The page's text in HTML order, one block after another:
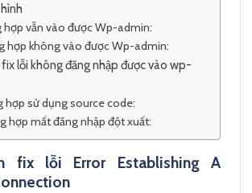
hợp vẫn vào được Wp-admin:
hợp không vào được Wp-admin:
lỗi không đăng nhập được vào wp-
hợp sử dụng source code:
hợp mất đăng nhập đột xuất:
fix lỗi Error Establishing A